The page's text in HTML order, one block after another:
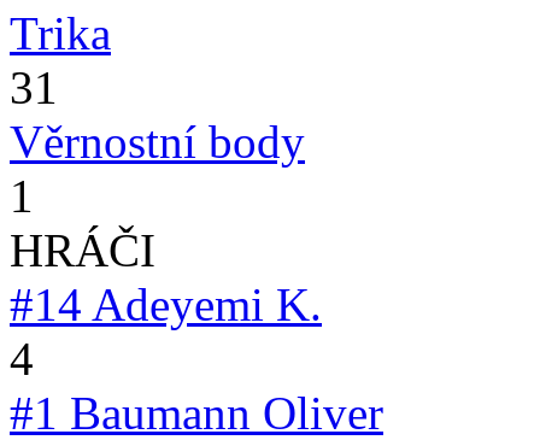
Trika
31
Věrnostní body
1
HRÁČI
#14 Adeyemi K.
4
#1 Baumann Oliver